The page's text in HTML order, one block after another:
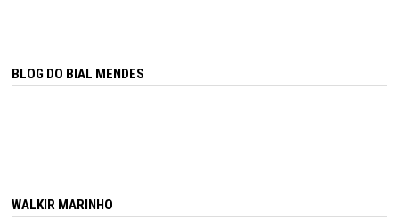
BLOG DO BIAL MENDES
WALKIR MARINHO